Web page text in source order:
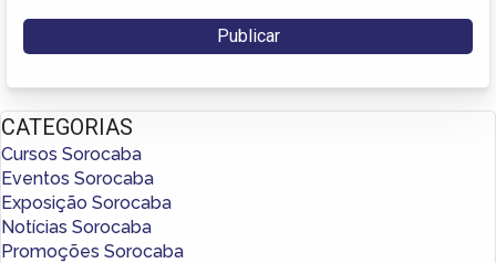
CATEGORIAS
Cursos Sorocaba
Eventos Sorocaba
Exposição Sorocaba
Notícias Sorocaba
Promoções Sorocaba